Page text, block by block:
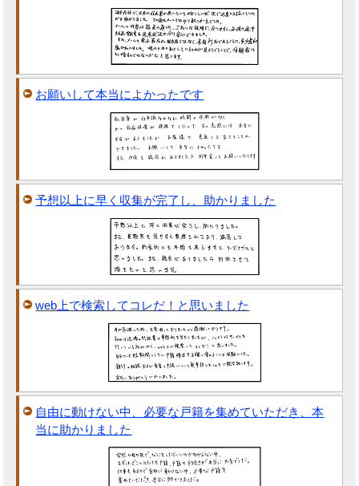
お願いして本当によかったです
予想以上に早く収集が完了し、助かりました
web上で検索してコレだ！と思いました
自由に動けない中、必要な戸籍を集めていただき、本
当に助かりました